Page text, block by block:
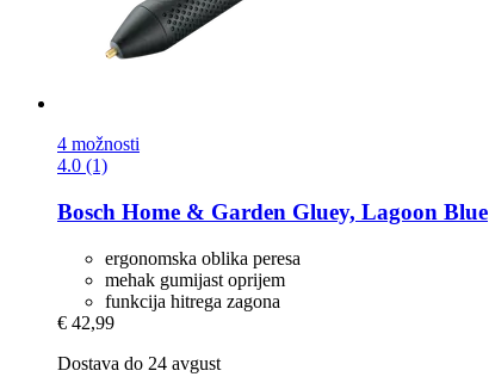
4 možnosti
4.0 (1)
Bosch Home & Garden Gluey, Lagoon Blue
ergonomska oblika peresa
mehak gumijast oprijem
funkcija hitrega zagona
€ 42,99
Dostava do 24 avgust